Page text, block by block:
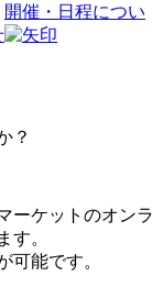
開催・日程につい
？
ーケットのオンラ
す。
可能です。